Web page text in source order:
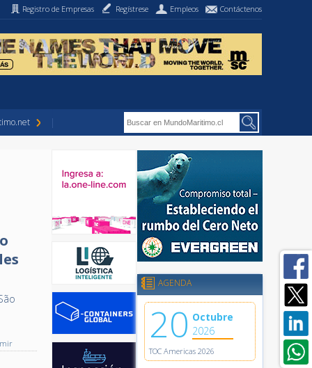
Registro de Empresas Regístrese Empleos Contáctenos
AGENDA
20 Octubre
2026
TOC Americas 2026